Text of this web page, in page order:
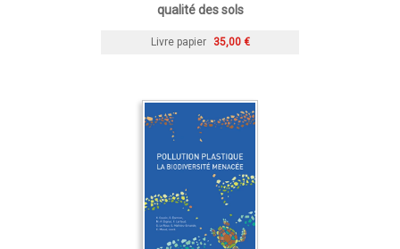
qualité des sols
Livre papier 35,00 €